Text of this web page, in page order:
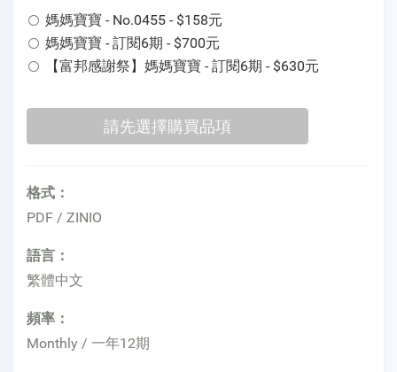
媽媽寶寶 - No.0455 - $158元
媽媽寶寶 - 訂閱6期 - $700元
【富邦感謝祭】媽媽寶寶 - 訂閱6期 - $630元
格式：
PDF / ZINIO
語言：
繁體中文
頻率：
Monthly / 一年12期